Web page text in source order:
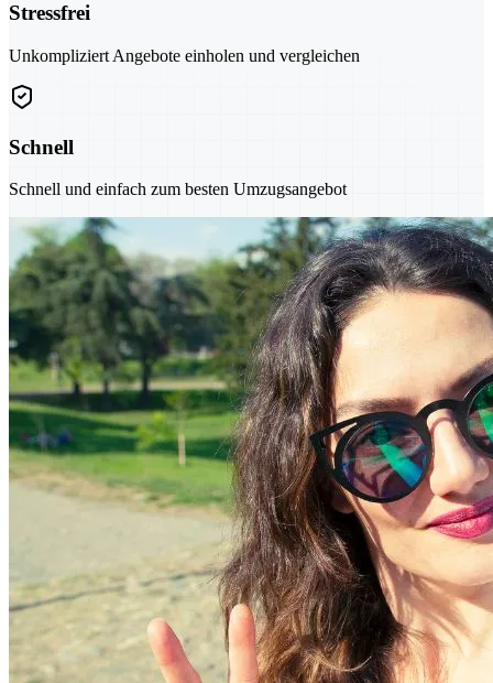
Stressfrei
Unkompliziert Angebote einholen und vergleichen
Schnell
Schnell und einfach zum besten Umzugsangebot